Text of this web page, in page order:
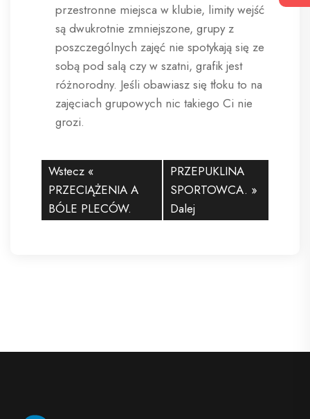
przestronne miejsca w klubie, limity wejść
są dwukrotnie zmniejszone, grupy z
poszczególnych zajęć nie spotykają się ze
sobą pod salą czy w szatni, grafik jest
różnorodny. Jeśli obawiasz się tłoku to na
zajęciach grupowych nic takiego Ci nie
grozi.
Wstecz «
PRZECIĄŻENIA A
BÓLE PLECÓW.
PRZEPUKLINA
SPORTOWCA. »
Dalej